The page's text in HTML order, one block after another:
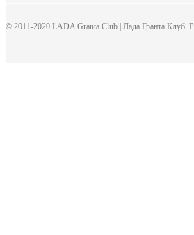
© 2011-2020 LADA Granta Club | Лада Гранта Клуб.